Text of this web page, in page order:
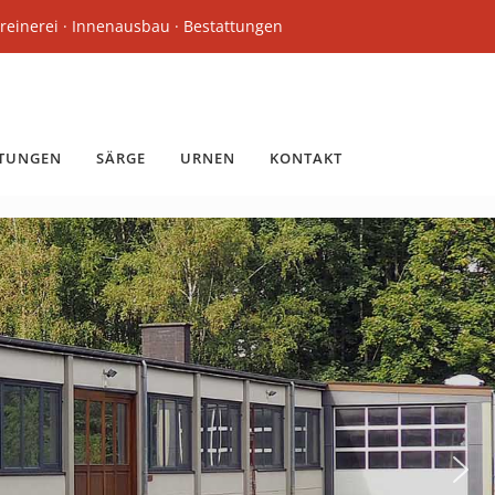
· Innenausbau · Bestattungen
SÄRGE URNEN KONTAKT